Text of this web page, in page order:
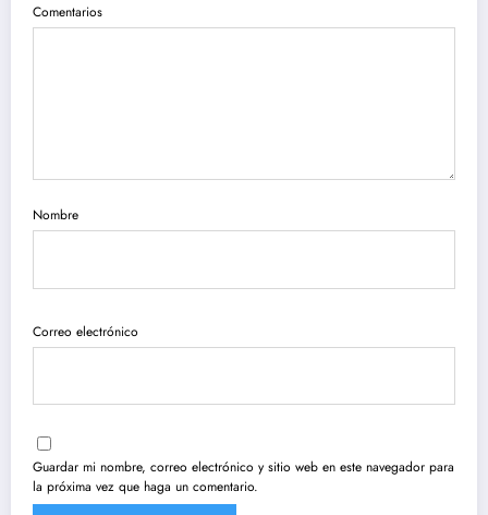
Comentarios
Nombre
Correo electrónico
Guardar mi nombre, correo electrónico y sitio web en este navegador para
la próxima vez que haga un comentario.